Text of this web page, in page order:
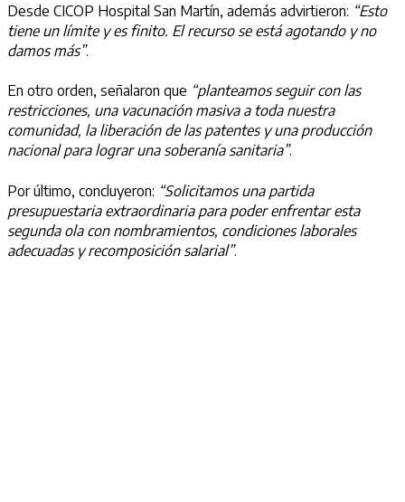
Desde CICOP Hospital San Martín, además advirtieron: “Esto
tiene un límite y es finito. El recurso se está agotando y no
damos más”.
En otro orden, señalaron que “planteamos seguir con las
restricciones, una vacunación masiva a toda nuestra
comunidad, la liberación de las patentes y una producción
nacional para lograr una soberanía sanitaria”.
Por último, concluyeron: “Solicitamos una partida
presupuestaria extraordinaria para poder enfrentar esta
segunda ola con nombramientos, condiciones laborales
adecuadas y recomposición salarial”.